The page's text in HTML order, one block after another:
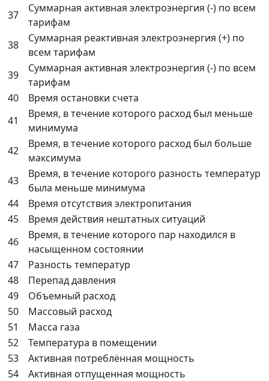
37
Суммарная активная электроэнергия (-) по всем
тарифам
38
Суммарная реактивная электроэнергия (+) по
всем тарифам
39
Суммарная активная электроэнергия (-) по всем
тарифам
40
Время остановки счета
41
Время, в течение которого расход был меньше
минимума
42
Время, в течение которого расход был больше
максимума
43
Время, в течение которого разность температур
была меньше минимума
44
Время отсутствия электропитания
45
Время действия нештатных ситуаций
46
Время, в течение которого пар находился в
насыщенном состоянии
47
Разность температур
48
Перепад давления
49
Объемный расход
50
Массовый расход
51
Масса газа
52
Температура в помещении
53
Активная потреблённая мощность
54
Активная отпущенная мощность